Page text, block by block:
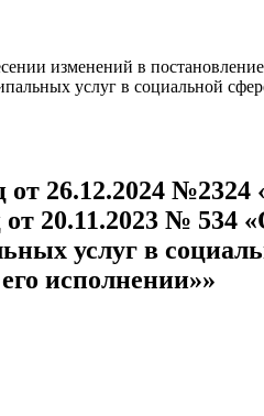
изменений в
услуг в социальной
от 26.12.2024
от 20.11.2023 №
услуг в
исполнении»»